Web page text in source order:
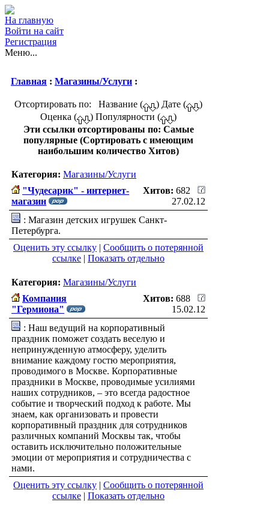
На главную
Войти на сайт
Регистрация
Меню...
Главная : Магазины/Услуги :
Отсортировать по: Название ( ) Дате (
)
Оценка (
) Популярности (
)
Эти ссылки отсортированы по: Самые
популярные (Сортировать с имеющим
наибольшим количество Хитов)
Категория: Магазины/Услуги
"Чудесарик" - интернет-
магазин
Хитов: 682
27.02.12
: Магазин детских игрушек Санкт-
Петербурга.
Оценить эту ссылку | Сообщить о потерянной
ссылке | Показать отдельно
Категория: Магазины/Услуги
Компания
"Гермиона"
Хитов: 688
15.02.12
: Наш ведущий на корпоративный
праздник поможет создать веселую и
непринужденную атмосферу, уделить
внимание каждому гостю мероприятия,
проводимого в Москве. Корпоративные
праздники в Москве, проводимые усилиями
наших сотрудников, – это всегда радостное
событие и творческий подход к работе. Мы
знаем, как организовать и провести
корпоративный праздник для сотрудников
различных компаний Москвы так, чтобы
оставить исключительно положительные
эмоции от мероприятия и сотрудничества с
нами.
Оценить эту ссылку | Сообщить о потерянной
ссылке | Показать отдельно